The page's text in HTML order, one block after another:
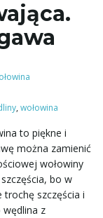
,wołowina
to piękne i
można zamienić
wołowiny
bo w
szczęścia i
z